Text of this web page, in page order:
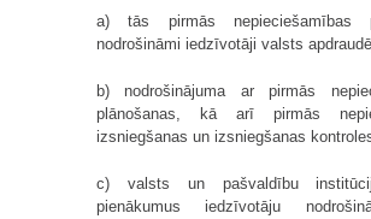
a) tās pirmās nepieciešamības
nodrošināmi iedzīvotāji valsts
b) nodrošinājuma ar pirmās
plānošanas, kā arī pirmās
izsniegšanas un izsniegšanas
c) valsts un pašvaldību
pienākumus iedzīvotāju